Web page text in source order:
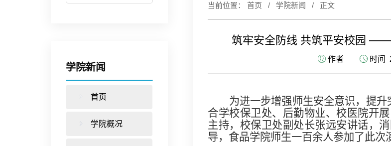
学院新闻
首页
学院概况
当前位置： 首页 / 学院新闻 / 正文
筑牢安全防线 共筑平安校园
作者 时间
为进一步增强师生安全意识，提升
合学校保卫处、后勤物业、校医院开
主持，校保卫处副处长张远安讲话，
导，食品学院师生一百余人参加了此次